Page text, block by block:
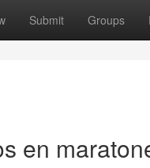
Submit Groups
en